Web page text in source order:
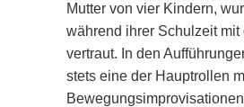
Mutter von vier Kindern,
während ihrer Schulzeit mit
vertraut. In den
stets eine der Hauptrollen